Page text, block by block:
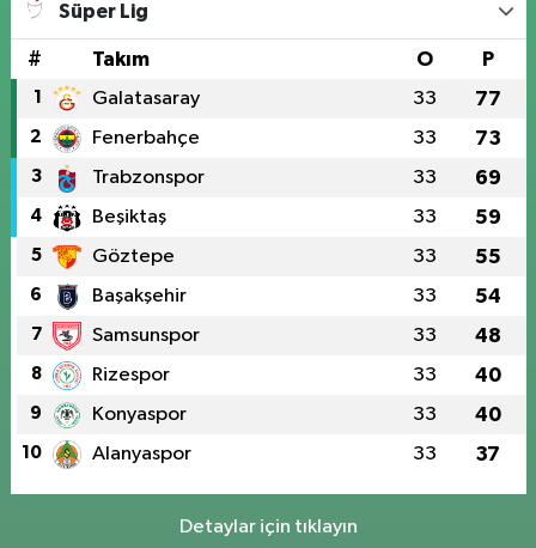
Süper Lig
# Takım O P
1 Galatasaray 33 77
2 Fenerbahçe 33 73
3 Trabzonspor 33 69
4 Beşiktaş 33 59
5 Göztepe 33 55
6 Başakşehir 33 54
7 Samsunspor 33 48
8 Rizespor 33 40
9 Konyaspor 33 40
10 Alanyaspor 33 37
Detaylar için tıklayın